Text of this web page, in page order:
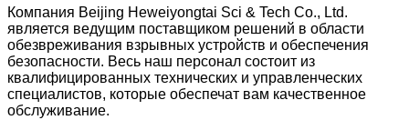
Компания Beijing Heweiyongtai Sci & Tech Co., Ltd.
является ведущим поставщиком решений в области
обезвреживания взрывных устройств и обеспечения
безопасности. Весь наш персонал состоит из
квалифицированных технических и управленческих
специалистов, которые обеспечат вам качественное
обслуживание.